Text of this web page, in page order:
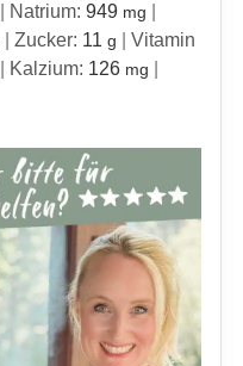
Natrium: 949 mg
Zucker: 11 g
Vitamin
Kalzium: 126 mg